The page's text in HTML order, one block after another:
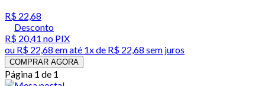
R$ 22,68
Desconto
R$ 20,41 no PIX
ou R$ 22,68 em até 1x de R$ 22,68 sem juros
COMPRAR AGORA
Página 1 de 1